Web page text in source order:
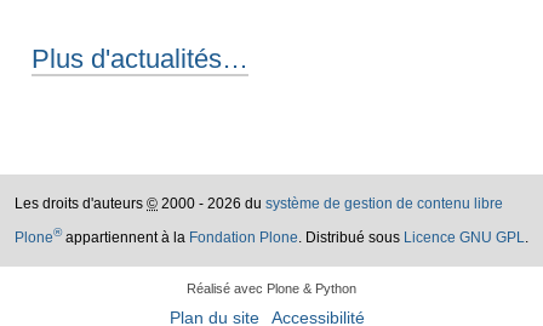
Plus d'actualités…
Les droits d'auteurs © 2000 - 2026 du système de gestion de contenu libre
Plone®appartiennent à la Fondation Plone. Distribué sous Licence GNU GPL.
Réalisé avec Plone & Python
Plan du site Accessibilité